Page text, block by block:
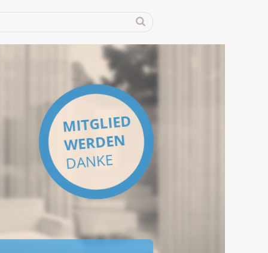
MITGLIED
WERDEN
DANKE